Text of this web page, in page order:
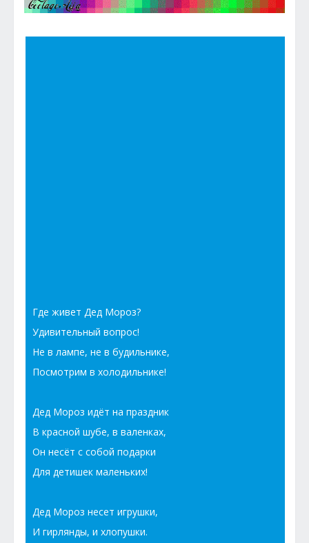
Где живет Дед Мороз?
Удивительный вопрос!
Не в лампе, не в будильнике,
Посмотрим в холодильнике!
Дед Мороз идёт на праздник
В красной шубе, в валенках,
Он несёт с собой подарки
Для детишек маленьких!
Дед Мороз несет игрушки,
И гирлянды, и хлопушки.